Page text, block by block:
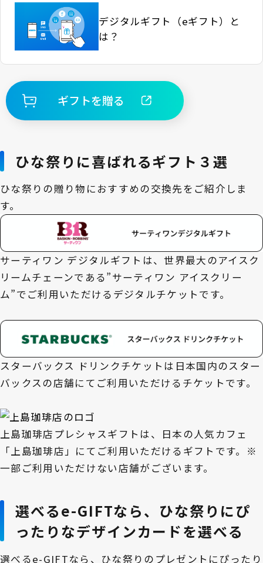
デジタルギフト（eギフト）と
は？
ギフトを贈る
ひな祭りに喜ばれるギフト３選
ひな祭りの贈り物におすすめの交換先をご紹介しま
す。
サーティワン デジタルギフトは、世界最大のアイスク
リームチェーンである”サーティワン アイスクリー
ム”でご利用いただけるデジタルチケットです。
スターバックス ドリンクチケットは日本国内のスター
バックスの店舗にてご利用いただけるチケットです。
上島珈琲店プレシャスギフトは、日本の人気カフェ
「上島珈琲店」にてご利用いただけるギフトです。※
一部ご利用いただけない店舗がございます。
選べるe-GIFTなら、ひな祭りにぴ
ったりなデザインカードを選べる
選べるe-GIFTなら、ひな祭りのプレゼントにぴったり